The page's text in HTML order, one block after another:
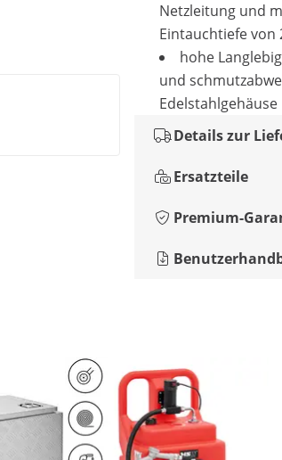
Netzleitung und
Eintauchtiefe von
hohe
und
Edelstahlgehäuse
Details zur
Ersatzteile
Premium-